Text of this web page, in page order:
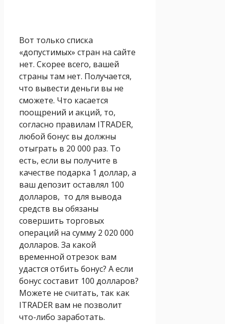
Вот только списка
«допустимых» стран на сайте
нет. Скорее всего, вашей
страны там нет. Получается,
что вывести деньги вы не
сможете. Что касается
поощрений и акций, то,
согласно правилам ITRADER,
любой бонус вы должны
отыграть в 20 000 раз. То
есть, если вы получите в
качестве подарка 1 доллар, а
ваш депозит оставлял 100
долларов, то для вывода
средств вы обязаны
совершить торговых
операций на сумму 2 020 000
долларов. За какой
временной отрезок вам
удастся отбить бонус? А если
бонус составит 100 долларов?
Можете не считать, так как
ITRADER вам не позволит
что-либо заработать.